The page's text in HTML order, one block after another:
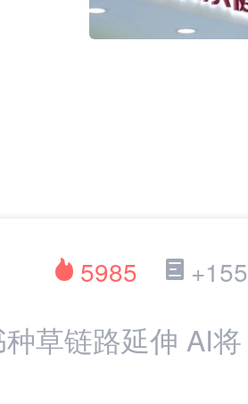
+155
5985
草链路延伸 AI将